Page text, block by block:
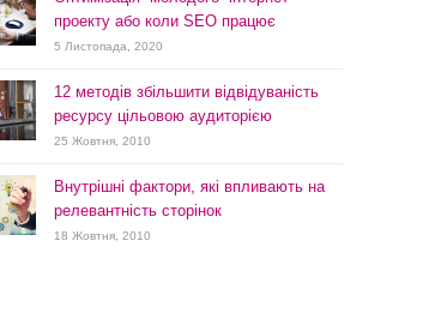
проекту або коли SEO працює
5 Листопада, 2020
12 методів збільшити відвідуваність
ресурсу цільовою аудиторією
25 Жовтня, 2010
Внутрішні фактори, які впливають на
релевантність сторінок
18 Жовтня, 2010